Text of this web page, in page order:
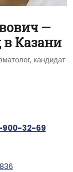
—
в Казани
кандидат
900-32-69